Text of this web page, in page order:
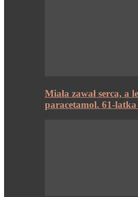
Miała zawał serca, a
paracetamol. 61-